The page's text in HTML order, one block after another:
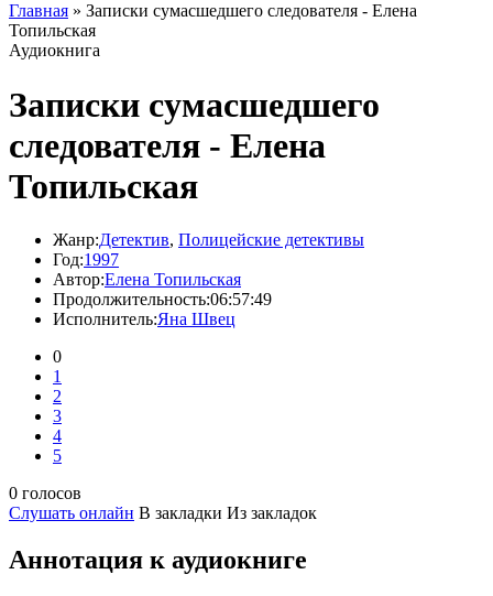
Главная » Записки сумасшедшего следователя - Елена
Топильская
Аудиокнига
Записки сумасшедшего
следователя - Елена
Топильская
Жанр:Детектив, Полицейские детективы
Год:1997
Автор:Елена Топильская
Продолжительность:06:57:49
Исполнитель:Яна Швец
0
1
2
3
4
5
0 голосов
Слушать онлайн В закладки Из закладок
Аннотация к аудиокниге